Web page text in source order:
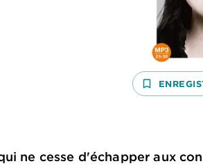
bookmark_border
ne cesse d'échapper aux